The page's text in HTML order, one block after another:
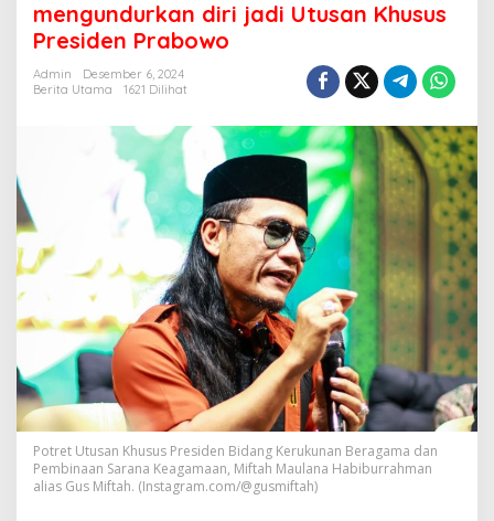
mengundurkan
diri
Prabowo
mengundurkan diri jadi Utusan Khusus
Presiden Prabowo
Admin
Desember 6, 2024
Berita Utama
1621 Dilihat
Potret Utusan Khusus Presiden Bidang Kerukunan Beragama dan
Pembinaan Sarana Keagamaan, Miftah Maulana Habiburrahman
alias Gus Miftah. (Instagram.com/@gusmiftah)